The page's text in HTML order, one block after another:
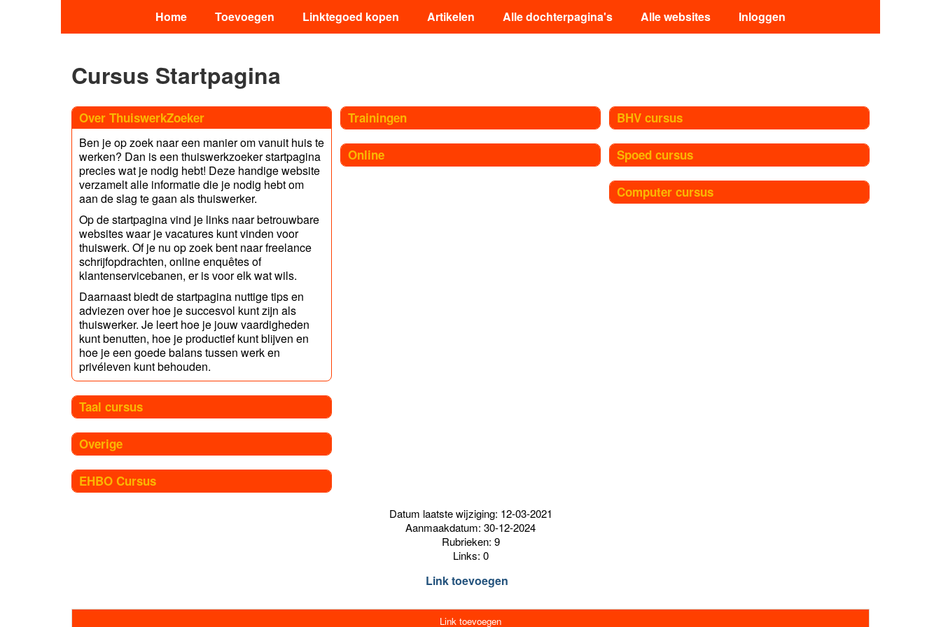
Home Toevoegen Linktegoed kopen Artikelen Alle dochterpagina's Alle websites Inloggen
Cursus Startpagina
Over ThuiswerkZoeker
Ben je op zoek naar een manier om vanuit huis te
werken? Dan is een thuiswerkzoeker startpagina
precies wat je nodig hebt! Deze handige website
verzamelt alle informatie die je nodig hebt om
aan de slag te gaan als thuiswerker.
Op de startpagina vind je links naar betrouwbare
websites waar je vacatures kunt vinden voor
thuiswerk. Of je nu op zoek bent naar freelance
schrijfopdrachten, online enquêtes of
klantenservicebanen, er is voor elk wat wils.
Daarnaast biedt de startpagina nuttige tips en
adviezen over hoe je succesvol kunt zijn als
thuiswerker. Je leert hoe je jouw vaardigheden
kunt benutten, hoe je productief kunt blijven en
hoe je een goede balans tussen werk en
privéleven kunt behouden.
Taal cursus
Overige
EHBO Cursus
Trainingen
Online
BHV cursus
Spoed cursus
Computer cursus
Datum laatste wijziging: 12-03-2021
Aanmaakdatum: 30-12-2024
Rubrieken: 9
Links: 0
Link toevoegen
Link toevoegen